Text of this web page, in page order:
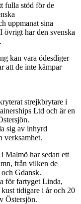
fulla stöd för de
uppmanat sina
övrigt har den svenska
kan vara ödesdiger
att de inte kämpar
strejkbrytare i
Ltd och är en
sig av inhyrd
verksamhet.
Malmö har sedan ett
från vilken de
Gdansk.
för fartyget Linda,
tidigare i år och 20
Östersjön.